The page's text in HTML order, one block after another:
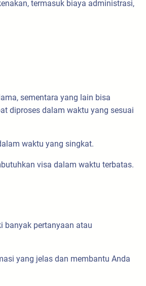
termasuk biaya administrasi,
sementara yang lain bisa
diproses dalam waktu yang sesuai
waktu yang singkat.
visa dalam waktu terbatas.
banyak pertanyaan atau
yang jelas dan membantu Anda